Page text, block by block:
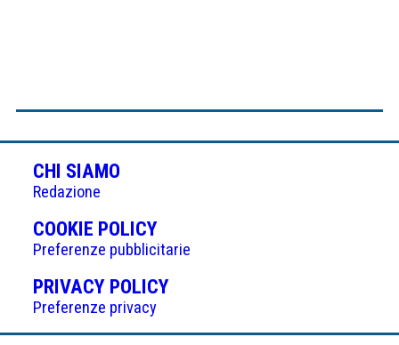
CHI SIAMO
Redazione
COOKIE POLICY(APRE
IN
UNA
NUOVA
Preferenze pubblicitarie
PRIVACY POLICY(APRE
UNA
Preferenze privacy